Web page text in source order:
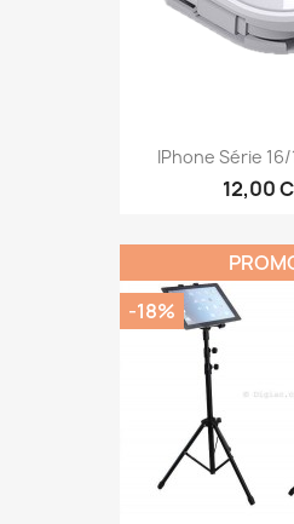
IPhone Série
12,00
-18%